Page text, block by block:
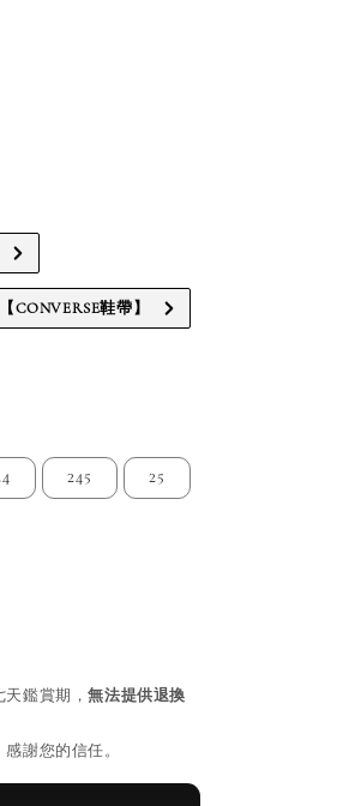
CONVERSE鞋帶】
245 25
天鑑賞期，無法提供退換
感謝您的信任。